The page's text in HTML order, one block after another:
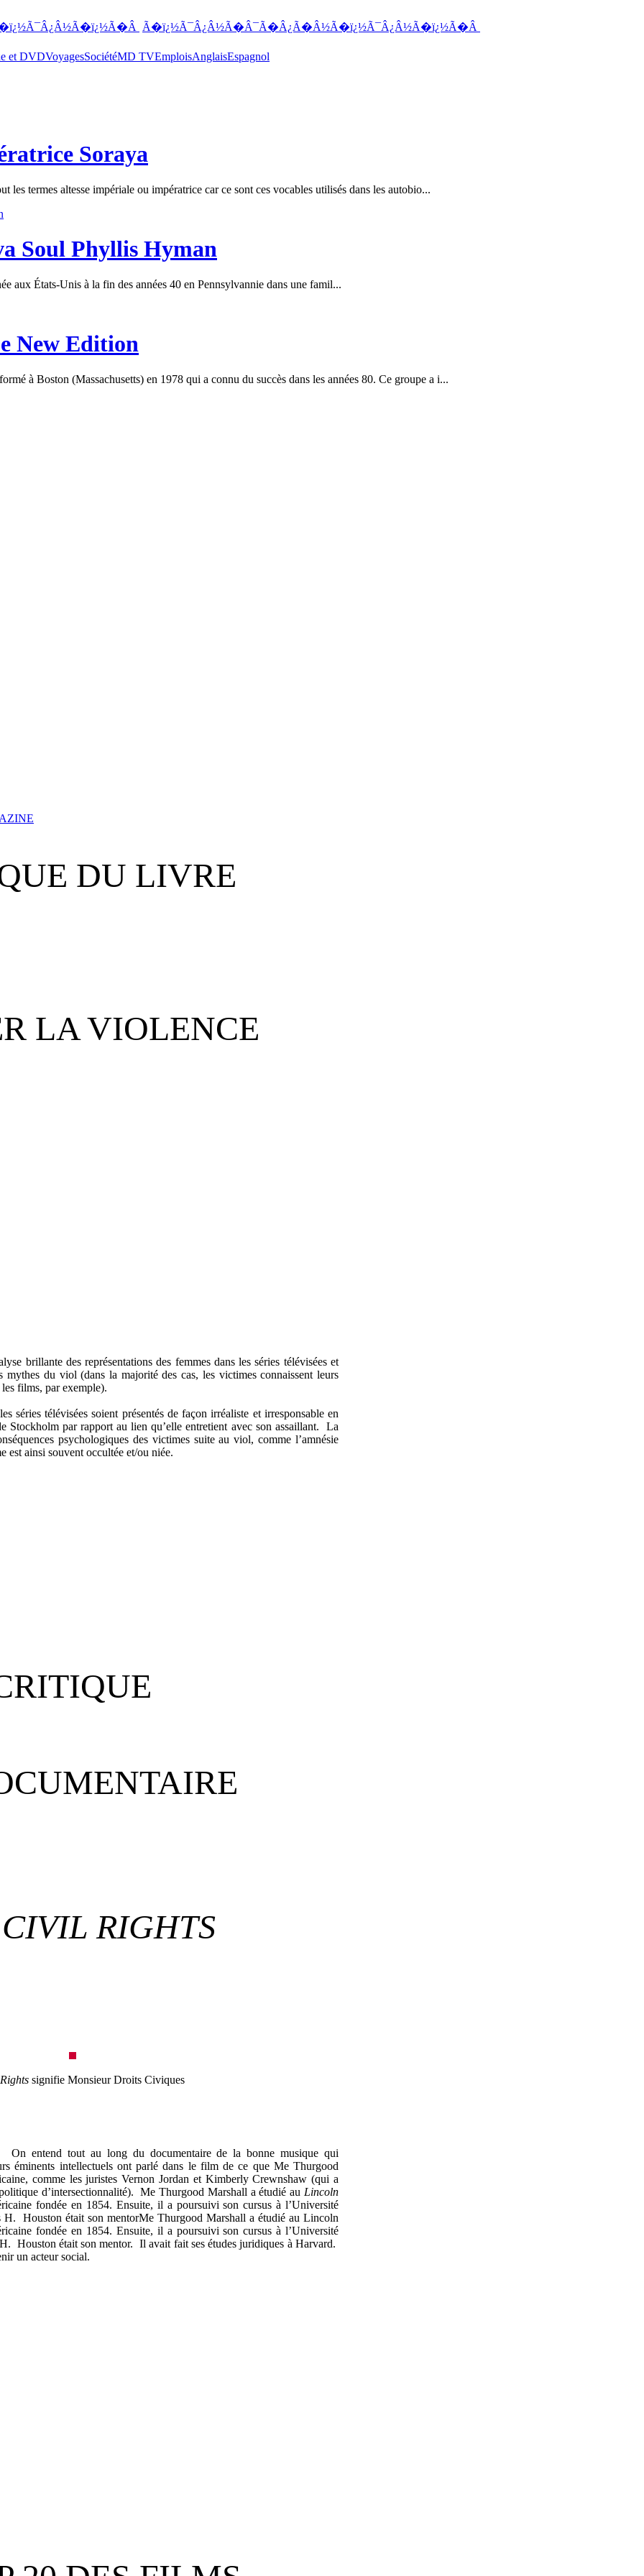
Ã�ï¿½Ã¯Â¿Â½Ã�Â¯Ã�Â¿Ã�Â½Ã�ï¿½Ã¯Â¿Â½Ã�ï¿½Ã�Â
et DVDVoyagesSociétéMD TVEmploisAnglaisEspagnol
Soraya
les termes altesse impériale ou impératrice car ce sont ces vocables utilisés dans les autobio...
Soul Phyllis Hyman
États-Unis à la fin des années 40 en Pennsylvannie dans une famil...
New Edition
à Boston (Massachusetts) en 1978 qui a connu du succès dans les années 80. Ce groupe a i...
DU LIVRE
LA VIOLENCE
brillante des représentations des femmes dans les séries télévisées et
du viol (dans la majorité des cas, les victimes connaissent leurs
films, par exemple).
séries télévisées soient présentés de façon irréaliste et irresponsable en
Stockholm par rapport au lien qu’elle entretient avec son assaillant. La
psychologiques des victimes suite au viol, comme l’amnésie
est ainsi souvent occultée et/ou niée.
RIGHTS
signifie Monsieur Droits Civiques
On entend tout au long du documentaire de la bonne musique qui
éminents intellectuels ont parlé dans le film de ce que Me Thurgood
comme les juristes Vernon Jordan et Kimberly Crewnshaw (qui a
d’intersectionnalité). Me Thurgood Marshall a étudié au Lincoln
fondée en 1854. Ensuite, il a poursuivi son cursus à l’Université
Houston était son mentorMe Thurgood Marshall a étudié au Lincoln
fondée en 1854. Ensuite, il a poursuivi son cursus à l’Université
Houston était son mentor. Il avait fait ses études juridiques à Harvard.
un acteur social.